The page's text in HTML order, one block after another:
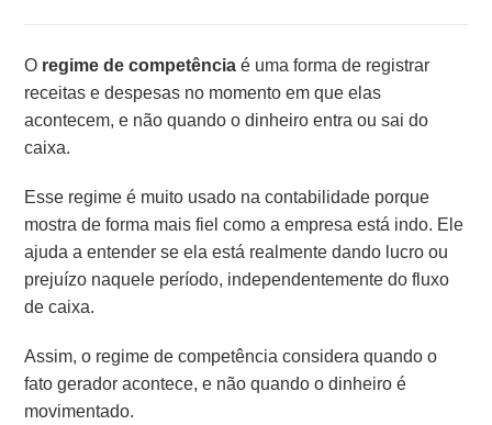
O regime de competênciaé uma forma de registrar
receitas e despesas no momento em que elas
acontecem, e não quando o dinheiro entra ou sai do
caixa.
Esse regime é muito usado na contabilidade porque
mostra de forma mais fiel como a empresa está indo. Ele
ajuda a entender se ela está realmente dando lucro ou
prejuízo naquele período, independentemente do fluxo
de caixa.
Assim, o regime de competência considera quando o
fato gerador acontece, e não quando o dinheiro é
movimentado.